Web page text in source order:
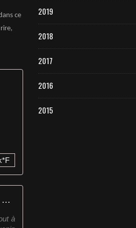
ce
Fabrice Petithuguenin dans C'est compliqué
à
2019
2018
2017
2016
2015